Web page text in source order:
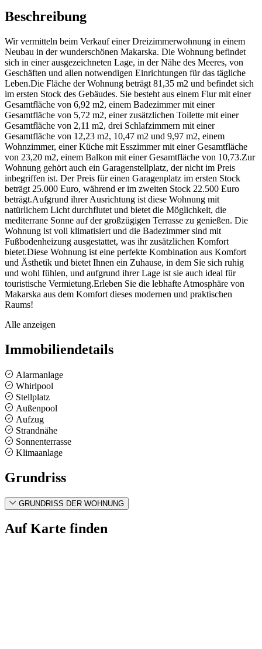
Beschreibung
Wir vermitteln beim Verkauf einer Dreizimmerwohnung in einem
Neubau in der wunderschönen Makarska. Die Wohnung befindet
sich in einer ausgezeichneten Lage, in der Nähe des Meeres, von
Geschäften und allen notwendigen Einrichtungen für das tägliche
Leben.Die Fläche der Wohnung beträgt 81,35 m2 und befindet sich
im ersten Stock des Gebäudes. Sie besteht aus einem Flur mit einer
Gesamtfläche von 6,92 m2, einem Badezimmer mit einer
Gesamtfläche von 5,72 m2, einer zusätzlichen Toilette mit einer
Gesamtfläche von 2,11 m2, drei Schlafzimmern mit einer
Gesamtfläche von 12,23 m2, 10,47 m2 und 9,97 m2, einem
Wohnzimmer, einer Küche mit Esszimmer mit einer Gesamtfläche
von 23,20 m2, einem Balkon mit einer Gesamtfläche von 10,73.Zur
Wohnung gehört auch ein Garagenstellplatz, der nicht im Preis
inbegriffen ist. Der Preis für einen Garagenplatz im ersten Stock
beträgt 25.000 Euro, während er im zweiten Stock 22.500 Euro
beträgt.Aufgrund ihrer Ausrichtung ist diese Wohnung mit
natürlichem Licht durchflutet und bietet die Möglichkeit, die
mediterrane Sonne auf der großzügigen Terrasse zu genießen. Die
Wohnung ist voll klimatisiert und die Badezimmer sind mit
Fußbodenheizung ausgestattet, was ihr zusätzlichen Komfort
bietet.Diese Wohnung ist eine perfekte Kombination aus Komfort
und Ästhetik und bietet Ihnen ein Zuhause, in dem Sie sich ruhig
und wohl fühlen, und aufgrund ihrer Lage ist sie auch ideal für
touristische Vermietung.Erleben Sie die lebhafte Atmosphäre von
Makarska aus dem Komfort dieses modernen und praktischen
Raums!
Alle anzeigen
Immobiliendetails
Alarmanlage
Whirlpool
Stellplatz
Außenpool
Aufzug
Strandnähe
Sonnenterrasse
Klimaanlage
Grundriss
GRUNDRISS DER WOHNUNG
Auf Karte finden